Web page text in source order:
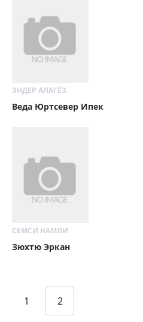
ЭНДЕР АЛАГЁЗ
Веда Юртсевер Ипек
СЕМСИ НАМЛИ
Зюхтю Эркан
1 2